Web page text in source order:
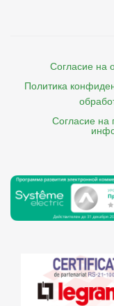
Согласие на
Политика
Согласие на